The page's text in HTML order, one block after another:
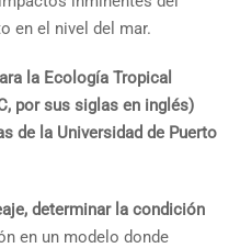
en el nivel del mar.
la Ecología Tropical
por sus siglas en inglés)
de la Universidad de Puerto
determinar la condición
en un modelo donde